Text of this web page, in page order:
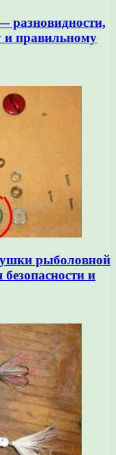
и правильному
рыболовной
и